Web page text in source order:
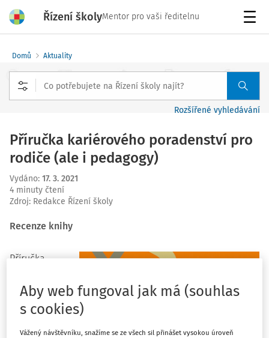
Řízení školyMentor pro vaši ředitelnu
Domů Aktuality
Rozšířené vyhledávání
Příručka kariérového poradenství pro
rodiče (ale i pedagogy)
Vydáno: 17. 3. 2021
4 minuty čtení
Zdroj: Redakce Řízení školy
Recenze knihy
Příručka
poradenství
pro rodiče
pod názvem
Jak spolu
Aby web fungoval jak má (souhlas
s cookies)
Vážený návštěvníku, snažíme se ze všech sil přinášet vysokou úroveň